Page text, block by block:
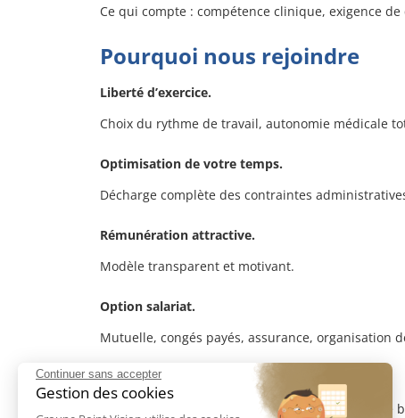
Ce qui compte : compétence clinique, exigence
Pourquoi nous rejoindre
Liberté d’exercice.
Choix du rythme de travail, autonomie médicale
Optimisation de votre temps.
Décharge complète des contraintes
Rémunération attractive.
Modèle transparent et motivant.
Option salariat.
Mutuelle, congés payés, assurance, organisation
Environnement structuré.
Plan de formation médicale continue, partage
Continuer sans accepter
Gestion des cookies